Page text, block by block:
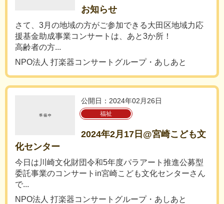
お知らせ
さて、3月の地域の方がご参加できる大田区地域力応
援基金助成事業コンサートは、あと3か所！
高齢者の方...
NPO法人 打楽器コンサートグループ・あしあと
公開日：2024年02月26日
福祉
2024年2月17日@宮崎こども文
化センター
今日は川崎文化財団令和5年度パラアート推進公募型
委託事業のコンサートin宮崎こども文化センターさん
で...
NPO法人 打楽器コンサートグループ・あしあと